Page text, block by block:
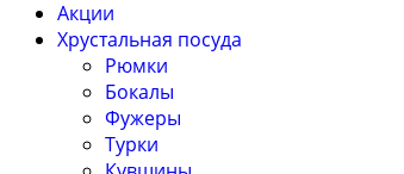
Акции
Хрустальная посуда
Рюмки
Бокалы
Фужеры
Турки